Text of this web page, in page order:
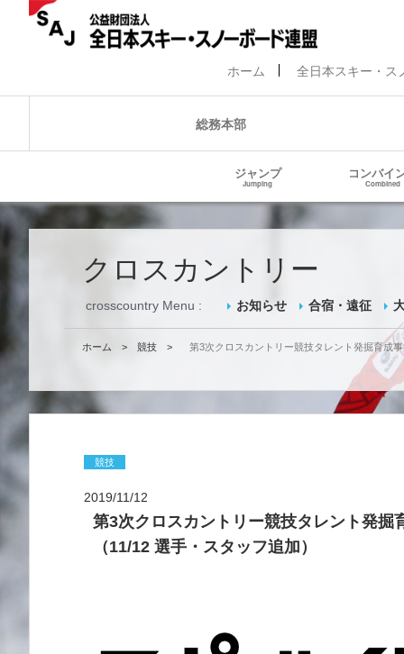
ホーム 全日本スキー・ス
総務本部
ジャンプ
Jumping
コンバイ
Combined
クロスカントリー
crosscountry Menu : お知らせ 合宿・遠征
ホーム > 競技 > 第3次クロスカントリー競技タレント発掘育成
競技
2019/11/12
第3次クロスカントリー競技タレント発掘
（11/12 選手・スタッフ追加）